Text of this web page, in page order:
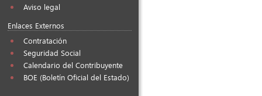
Aviso legal
Enlaces Externos
Contratación
Seguridad Social
Calendario del Contribuyente
BOE (Boletín Oficial del Estado)